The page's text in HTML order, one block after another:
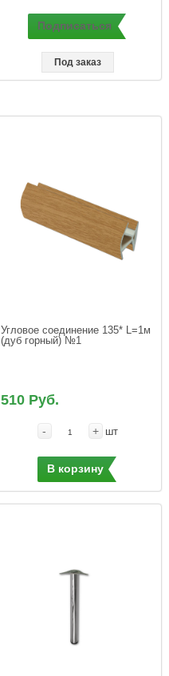
Подписаться
Под заказ
Угловое соединение 135* L=1м
(дуб горный) №1
510 Руб.
- + шт
В корзину